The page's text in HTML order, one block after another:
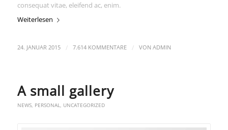
consequat vitae, eleifend ac, enim.
Weiterlesen
24. JANUAR 2015 / 7.614 KOMMENTARE / VON ADMIN
A small gallery
NEWS, PERSONAL, UNCATEGORIZED